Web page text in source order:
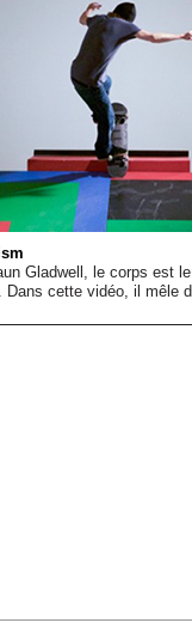
Gladwell, le corps est
cette vidéo, il mêle